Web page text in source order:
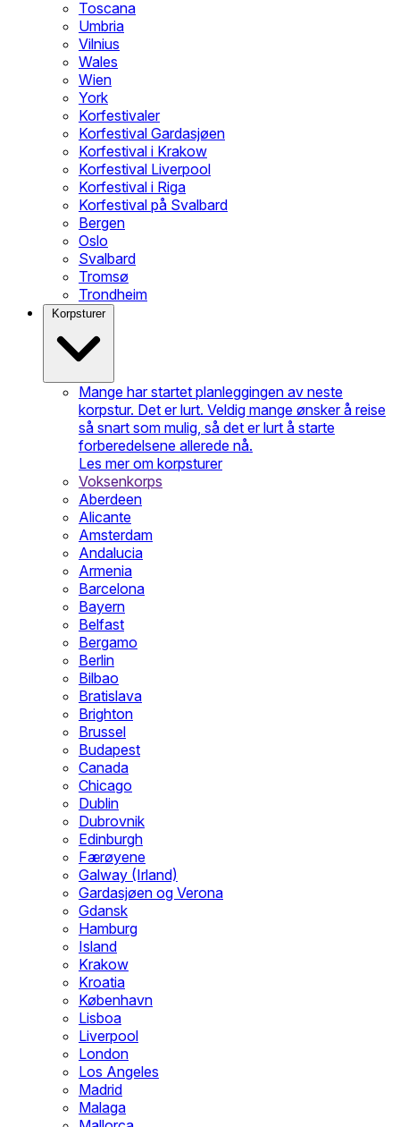
Toscana
Umbria
Vilnius
Wales
Wien
York
Korfestivaler
Korfestival Gardasjøen
Korfestival i Krakow
Korfestival Liverpool
Korfestival i Riga
Korfestival på Svalbard
Bergen
Oslo
Svalbard
Tromsø
Trondheim
Korpsturer
Mange har startet planleggingen av neste
korpstur. Det er lurt. Veldig mange ønsker å reise
så snart som mulig, så det er lurt å starte
forberedelsene allerede nå.
Les mer om korpsturer
Voksenkorps
Aberdeen
Alicante
Amsterdam
Andalucia
Armenia
Barcelona
Bayern
Belfast
Bergamo
Berlin
Bilbao
Bratislava
Brighton
Brussel
Budapest
Canada
Chicago
Dublin
Dubrovnik
Edinburgh
Færøyene
Galway (Irland)
Gardasjøen og Verona
Gdansk
Hamburg
Island
Krakow
Kroatia
København
Lisboa
Liverpool
London
Los Angeles
Madrid
Malaga